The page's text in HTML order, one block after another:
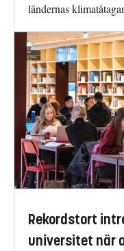
ländernas
Rekordstort
universitet när